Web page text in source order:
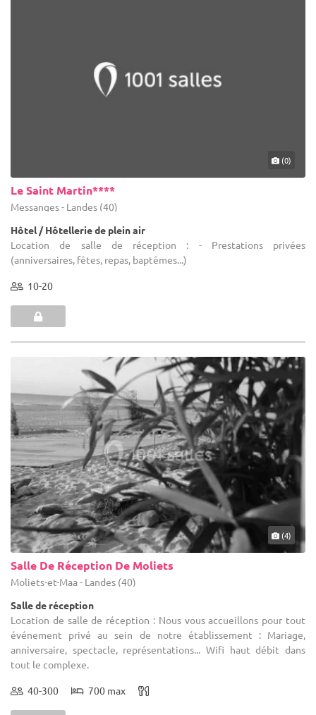
(0)
Le Saint Martin****
Messanges - Landes (40)
Hôtel / Hôtellerie de plein air
Location de salle de réception : - Prestations privées
(anniversaires, fêtes, repas, baptêmes...)
10-20
(4)
Salle De Réception De Moliets
Moliets-et-Maa - Landes (40)
Salle de réception
Location de salle de réception : Nous vous accueillons pour tout
événement privé au sein de notre établissement : Mariage,
anniversaire, spectacle, représentations... Wifi haut débit dans
tout le complexe.
40-300 700 max